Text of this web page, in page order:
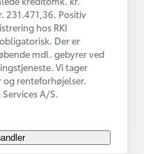
231.471,36. Positiv
hos RKI
Der er
mdl. gebyrer ved
Vi tager
renteforhøjelser.
A/S.